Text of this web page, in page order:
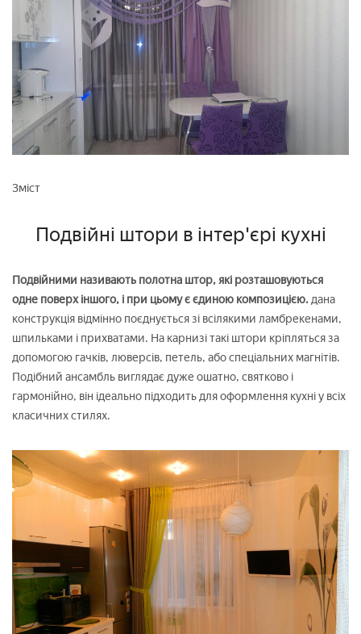
Зміст
Подвійні штори в інтер'єрі кухні
Подвійними називають полотна штор, які розташовуються
одне поверх іншого, і при цьому є єдиною композицією.дана
конструкція відмінно поєднується зі всілякими ламбрекенами,
шпильками і прихватами. На карнизі такі штори кріпляться за
допомогою гачків, люверсів, петель, або спеціальних магнітів.
Подібний ансамбль виглядає дуже ошатно, святково і
гармонійно, він ідеально підходить для оформлення кухні у всіх
класичних стилях.